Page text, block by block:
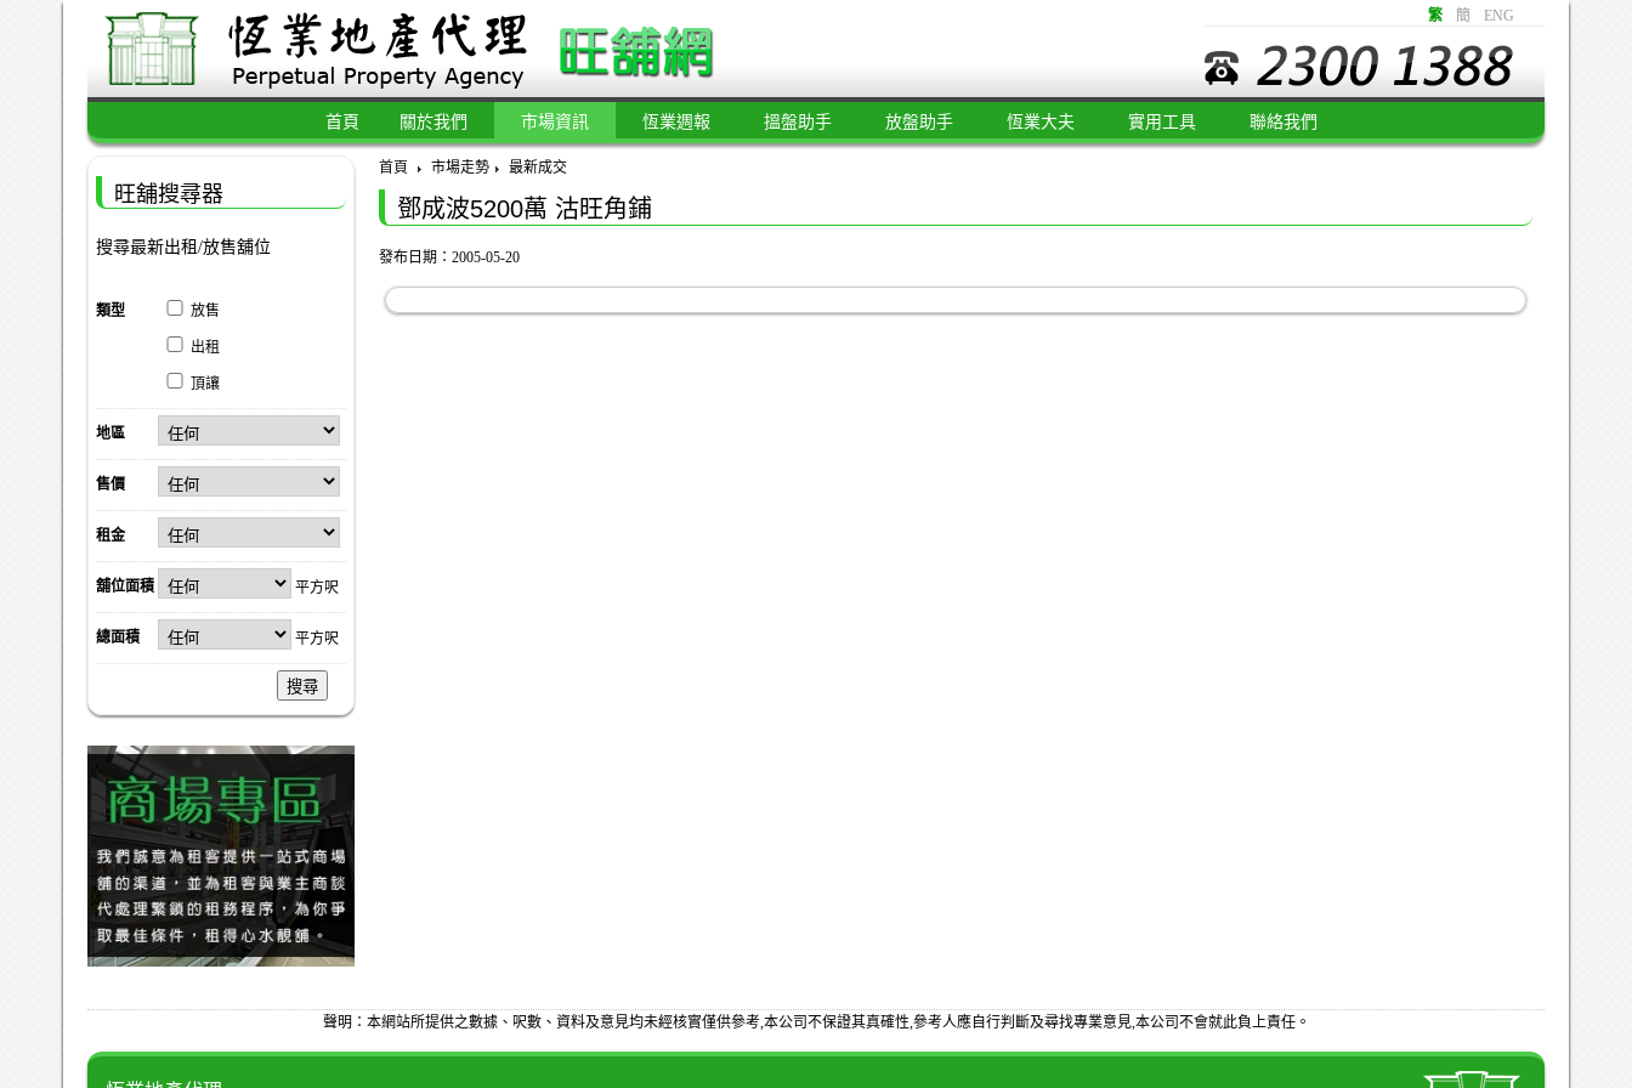
繁 簡 ENG
首頁 關於我們 市場資訊 恆業週報 搵盤助手 放盤助手 恆業大夫 實用工具 聯絡我們
首頁 市場走勢 最新成交
鄧成波5200萬 沽旺角鋪
發布日期：2005-05-20
旺舖搜尋器
搜尋最新出租/放售舖位
類型 放售
出租
頂讓
地區
售價
租金
舖位面積 平方呎
總面積 平方呎
搜尋
聲明：本網站所提供之數據、呎數、資料及意見均未經核實僅供參考,本公司不保證其真確性,參考人應自行判斷及尋找專業意見,本公司不會就此負上責任。